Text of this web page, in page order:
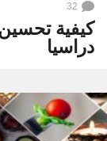
32
كيفية
دراسيا